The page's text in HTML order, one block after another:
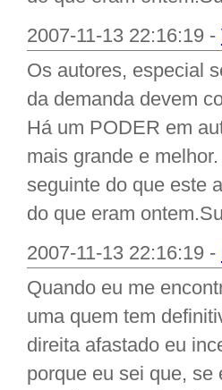
2007-11-13 22:16:19 -
Os autores, especial
da demanda devem
Há um PODER em
mais grande e
seguinte do que este
do que eram
2007-11-13 22:16:19 -
Quando eu me
uma quem tem
direita afastado eu
porque eu sei que, se